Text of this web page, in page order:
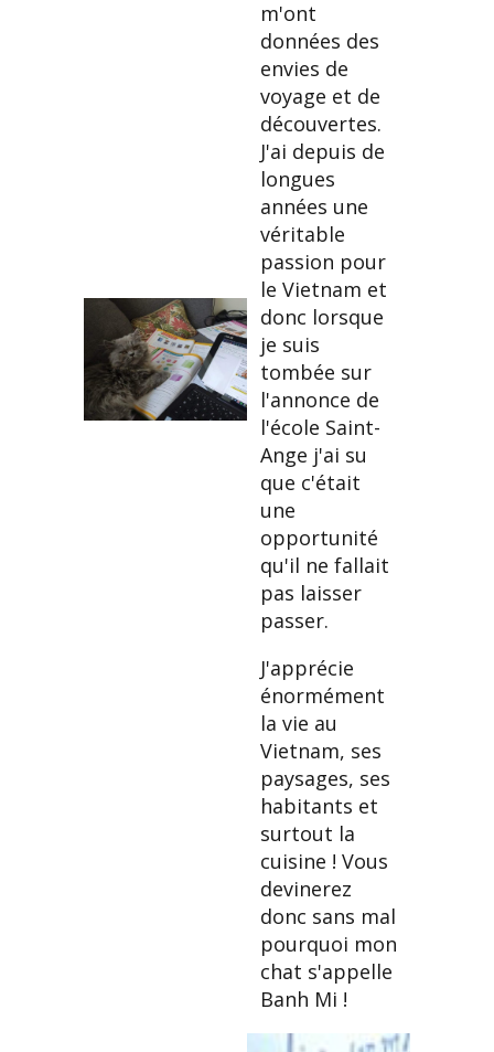
m'ont
données des
envies de
voyage et de
découvertes.
J'ai depuis de
longues
années une
véritable
passion pour
le Vietnam et
donc lorsque
je suis
tombée sur
l'annonce de
l'école Saint-
Ange j'ai su
que c'était
une
opportunité
qu'il ne fallait
pas laisser
passer.
J'apprécie
énormément
la vie au
Vietnam, ses
paysages, ses
habitants et
surtout la
cuisine ! Vous
devinerez
donc sans mal
pourquoi mon
chat s'appelle
Banh Mi !